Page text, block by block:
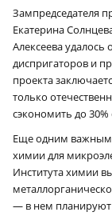
Зампредседателя
Екатерина
Алексеева
диспригаторов и
проекта
только
сэкономить до 30%
Еще одним важным
химии для
Института химии
— в нем планируют